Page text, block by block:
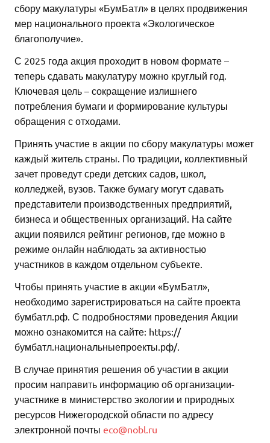
сбору макулатуры «БумБатл» в целях продвижения
мер национального проекта «Экологическое
благополучие».
С 2025 года акция проходит в новом формате –
теперь сдавать макулатуру можно круглый год.
Ключевая цель – сокращение излишнего
потребления бумаги и формирование культуры
обращения с отходами.
Принять участие в акции по сбору макулатуры может
каждый житель страны. По традиции, коллективный
зачет проведут среди детских садов, школ,
колледжей, вузов. Также бумагу могут сдавать
представители производственных предприятий,
бизнеса и общественных организаций. На сайте
акции появился рейтинг регионов, где можно в
режиме онлайн наблюдать за активностью
участников в каждом отдельном субъекте.
Чтобы принять участие в акции «БумБатл»,
необходимо зарегистрироваться на сайте проекта
бумбатл.рф. С подробностями проведения Акции
можно ознакомится на сайте: https://
бумбатл.национальныепроекты.рф/.
В случае принятия решения об участии в акции
просим направить информацию об организации-
участнике в министерство экологии и природных
ресурсов Нижегородской области по адресу
электронной почты eco@nobl.ru